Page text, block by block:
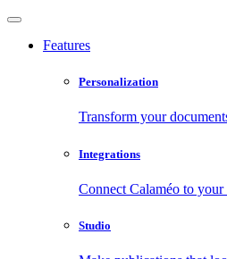
Features
Personalization
Transform your
Integrations
Connect Calaméo to
Studio